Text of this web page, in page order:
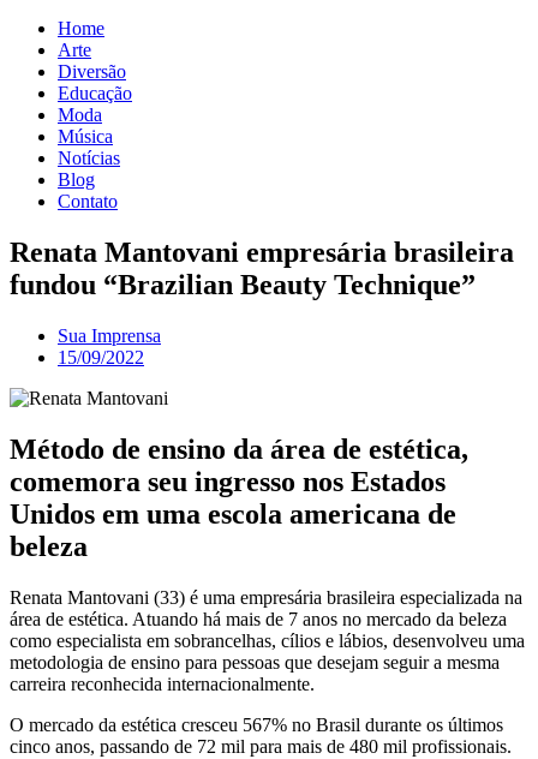
Home
Arte
Diversão
Educação
Moda
Música
Notícias
Blog
Contato
Renata Mantovani empresária brasileira
fundou “Brazilian Beauty Technique”
Sua Imprensa
15/09/2022
Método de ensino da área de estética,
comemora seu ingresso nos Estados
Unidos em uma escola americana de
beleza
Renata Mantovani (33) é uma empresária brasileira especializada na
área de estética. Atuando há mais de 7 anos no mercado da beleza
como especialista em sobrancelhas, cílios e lábios, desenvolveu uma
metodologia de ensino para pessoas que desejam seguir a mesma
carreira reconhecida internacionalmente.
O mercado da estética cresceu 567% no Brasil durante os últimos
cinco anos, passando de 72 mil para mais de 480 mil profissionais.